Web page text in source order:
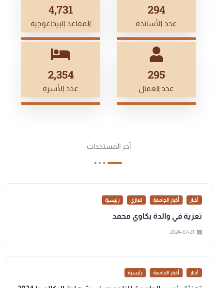
311
عدد الأساتذة
5,000
المقاعد البيداغوجية
314
عدد العمال
2,500
عدد الأسرة
آخر المستجدات
أخبار أخبار الجامعة تعازي رئيسية
تعزية في والدة بكاوي محمد
2024-07-21
أخبار أخبار الجامعة رئيسية